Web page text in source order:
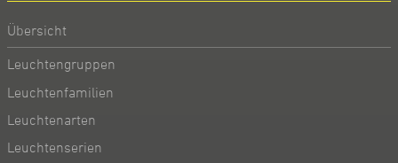
Übersicht
Leuchtengruppen
Leuchtenfamilien
Leuchtenarten
Leuchtenserien